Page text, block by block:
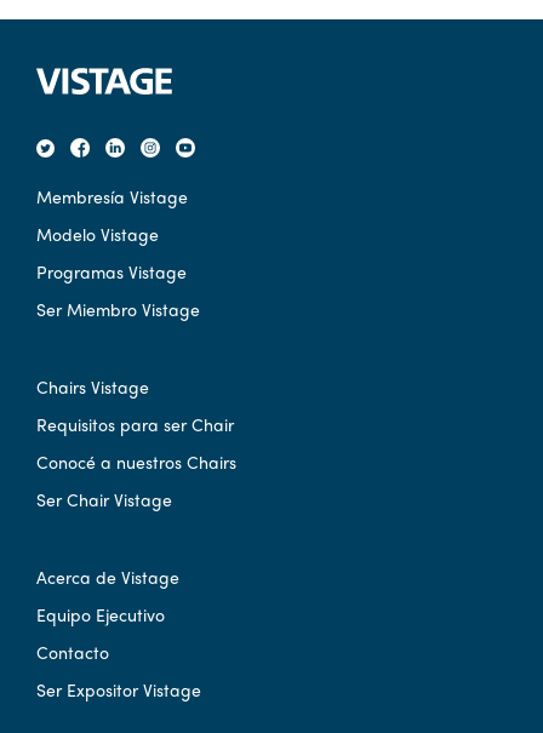
Membresía Vistage
Modelo Vistage
Programas Vistage
Ser Miembro Vistage
Chairs Vistage
Requisitos para ser Chair
Conocé a nuestros Chairs
Ser Chair Vistage
Acerca de Vistage
Equipo Ejecutivo
Contacto
Ser Expositor Vistage